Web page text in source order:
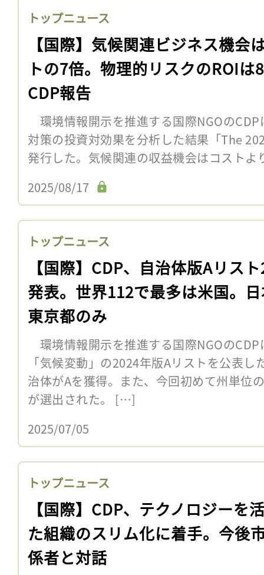
トップニュース
【国際】気候関連ビジネス機会
トの7倍。物理的リスクのROIは
CDP報告
環境情報開示を推進する国際NGOの
対策の投資対効果を分析した結果「The
発行した。気候関連の収益機会はコスト
2025/08/17
トップニュース
【国際】CDP、自治体版Aリス
発表。世界112で最多は米国。
東京都のみ
環境情報開示を推進する国際NGOの
「気候変動」の2024年版Aリストを公表
治体がAを獲得。また、今回初めて州単位
が選出された。 […]
2025/07/05
トップニュース
【国際】CDP、テクノロジーを
た組織のスリム化に着手。今後
係者と対話